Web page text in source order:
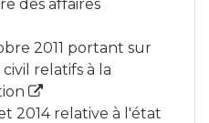
des affaires
2011 portant sur
relatifs à la
2014 relative à l'état